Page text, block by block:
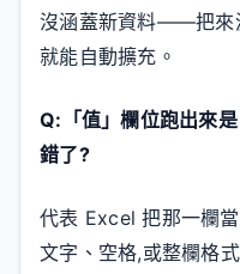
沒涵蓋新資料——把來
就能自動擴充。
Q:「值」欄位跑出來
錯了?
代表 Excel 把那一欄
文字、空格,或整欄格